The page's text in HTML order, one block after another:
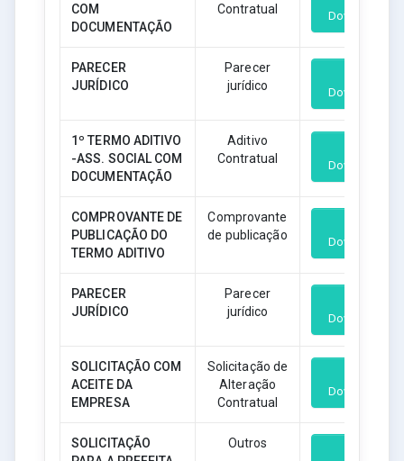
COM
DOCUMENTAÇÃO
Contratual
Download
PARECER
JURÍDICO
Parecer
jurídico
Download
1º TERMO ADITIVO
-ASS. SOCIAL COM
DOCUMENTAÇÃO
Aditivo
Contratual
Download
COMPROVANTE DE
PUBLICAÇÃO DO
TERMO ADITIVO
Comprovante
de publicação
Download
PARECER
JURÍDICO
Parecer
jurídico
Download
SOLICITAÇÃO COM
ACEITE DA
EMPRESA
Solicitação de
Alteração
Contratual
Download
SOLICITAÇÃO
Outros